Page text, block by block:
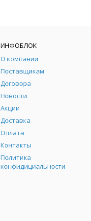
ИНФОБЛОК
О компании
Поставщикам
Договора
Новости
Акции
Доставка
Оплата
Контакты
Политика
конфидициальности